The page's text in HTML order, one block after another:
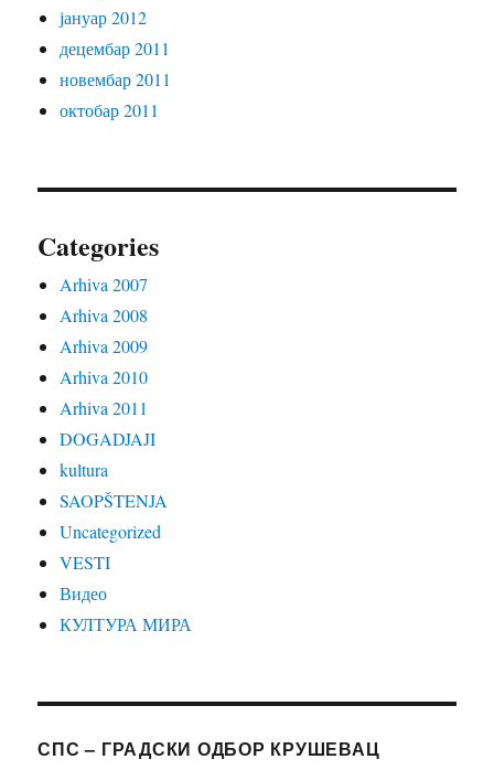
јануар 2012
децембар 2011
новембар 2011
октобар 2011
Categories
Arhiva 2007
Arhiva 2008
Arhiva 2009
Arhiva 2010
Arhiva 2011
DOGADJAJI
kultura
SAOPŠTENJA
Uncategorized
VESTI
Видео
КУЛТУРА МИРА
СПС – ГРАДСКИ ОДБОР КРУШЕВАЦ